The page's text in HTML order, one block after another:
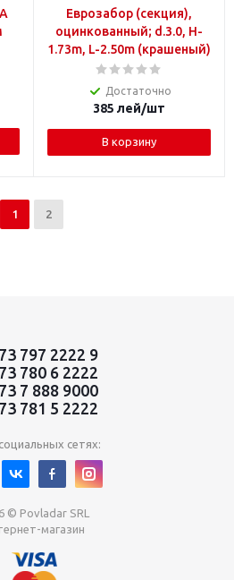
Еврозабор (секция),
оцинкованный; d.3.0, H-
1.73m, L-2.50m (крашеный)
Достаточно
385 лей/шт
В корзину
1 2
797 2222 9
780 6 2222
7 888 9000
781 5 2222
сетях:
© Povladar SRL
магазин